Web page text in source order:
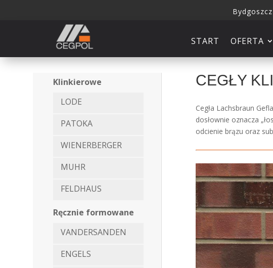
Bydgoszcz
START OFERTA
Klinkierowe
LODE
PATOKA
WIENERBERGER
MUHR
FELDHAUS
Ręcznie formowane
VANDERSANDEN
ENGELS
CEGŁY
Cegła Lachsbraun
dosłownie oznacza
odcienie brązu oraz